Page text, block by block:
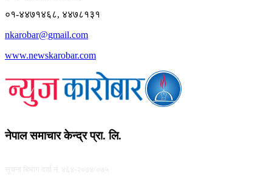
०१-४४७१४६८, ४४७८१३१
nkarobar@gmail.com
www.newskarobar.com
नेपाल समाचार केन्द्र प्रा. लि.
सूचना बिभाग दर्ता नं. ४६४-२०७४/०७५